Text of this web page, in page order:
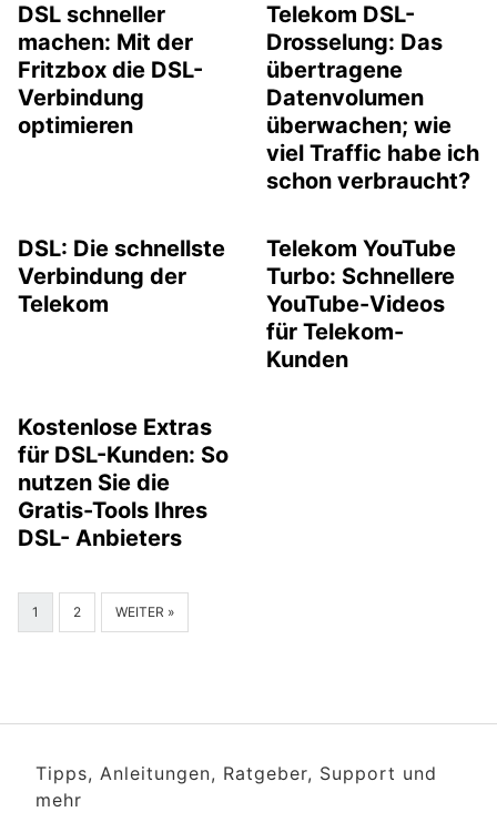
DSL schneller
machen: Mit der
Fritzbox die DSL-
Verbindung
optimieren
Telekom DSL-
Drosselung: Das
übertragene
Datenvolumen
überwachen; wie
viel Traffic habe ich
schon verbraucht?
DSL: Die schnellste
Verbindung der
Telekom
Telekom YouTube
Turbo: Schnellere
YouTube-Videos
für Telekom-
Kunden
Kostenlose Extras
für DSL-Kunden: So
nutzen Sie die
Gratis-Tools Ihres
DSL- Anbieters
1 2 WEITER »
Tipps, Anleitungen, Ratgeber, Support und
mehr